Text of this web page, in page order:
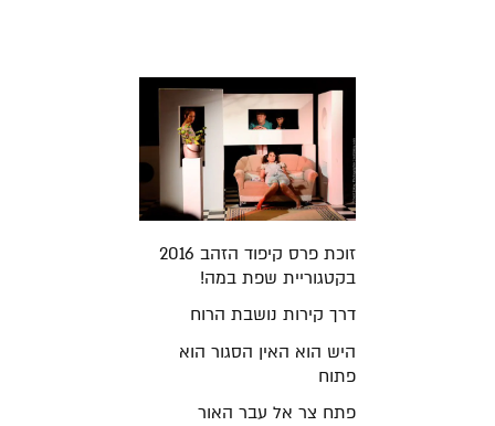
זוכת פרס קיפוד הזהב 2016
בקטגוריית שפת במה!
דרך קירות נושבת הרוח
היש הוא האין הסגור הוא
פתוח
פתח צר אל עבר האור